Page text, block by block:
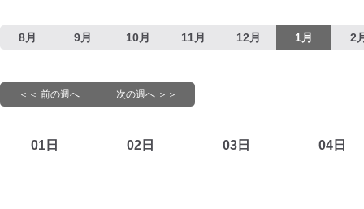
8月 9月 10月 11月 12月 1月 2
＜＜ 前の週へ 次の週へ ＞＞
01日 02日 03日 04日